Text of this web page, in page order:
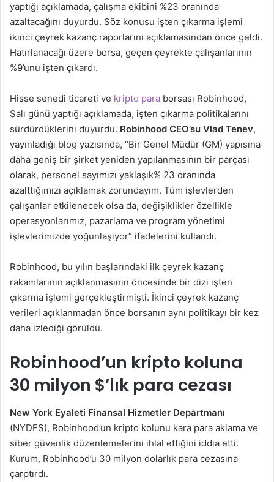
yaptığı açıklamada, çalışma ekibini %23 oranında
azaltacağını duyurdu. Söz konusu işten çıkarma işlemi
ikinci çeyrek kazanç raporlarını açıklamasından önce geldi.
Hatırlanacağı üzere borsa, geçen çeyrekte çalışanlarının
%9’unu işten çıkardı.
Hisse senedi ticareti ve kripto para borsası Robinhood,
Salı günü yaptığı açıklamada, işten çıkarma politikalarını
sürdürdüklerini duyurdu. Robinhood CEO’su Vlad Tenev,
yayınladığı blog yazısında, “Bir Genel Müdür (GM) yapısına
daha geniş bir şirket yeniden yapılanmasının bir parçası
olarak, personel sayımızı yaklaşık% 23 oranında
azalttığımızı açıklamak zorundayım. Tüm işlevlerden
çalışanlar etkilenecek olsa da, değişiklikler özellikle
operasyonlarımız, pazarlama ve program yönetimi
işlevlerimizde yoğunlaşıyor” ifadelerini kullandı.
Robinhood, bu yılın başlarındaki ilk çeyrek kazanç
rakamlarının açıklanmasının öncesinde bir dizi işten
çıkarma işlemi gerçekleştirmişti. İkinci çeyrek kazanç
verileri açıklanmadan önce borsanın aynı politikayı bir kez
daha izlediği görüldü.
Robinhood’un kripto koluna
30 milyon $’lık para cezası
New York Eyaleti Finansal Hizmetler Departmanı
(NYDFS), Robinhood’un kripto kolunu kara para aklama ve
siber güvenlik düzenlemelerini ihlal ettiğini iddia etti.
Kurum, Robinhood’u 30 milyon dolarlık para cezasına
çarptırdı.